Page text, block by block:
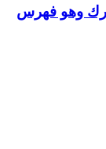
وهو فهرس